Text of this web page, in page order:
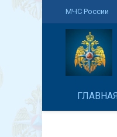
МЧС России
ГЛАВНАЯ